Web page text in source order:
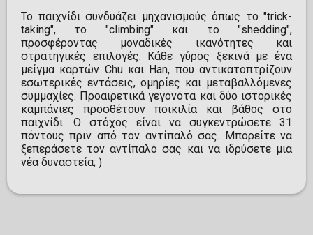
Το παιχνίδι συνδυάζει μηχανισμούς όπως το "trick-
taking", το "climbing" και το "shedding",
προσφέροντας μοναδικές ικανότητες και
στρατηγικές επιλογές. Κάθε γύρος ξεκινά με ένα
μείγμα καρτών Chu και Han, που αντικατοπτρίζουν
εσωτερικές εντάσεις, ομηρίες και μεταβαλλόμενες
συμμαχίες. Προαιρετικά γεγονότα και δύο ιστορικές
καμπάνιες προσθέτουν ποικιλία και βάθος στο
παιχνίδι. Ο στόχος είναι να συγκεντρώσετε 31
πόντους πριν από τον αντίπαλό σας. Μπορείτε να
ξεπεράσετε τον αντίπαλό σας και να ιδρύσετε μια
νέα δυναστεία; )